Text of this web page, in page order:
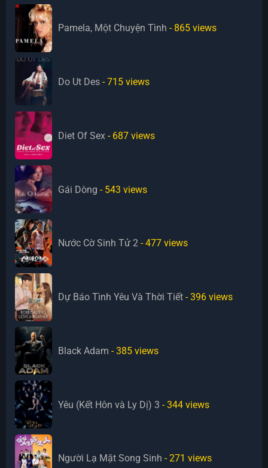
Pamela, Một Chuyện Tình - 865 views
Do Ut Des - 715 views
Diet Of Sex - 687 views
Gái Dòng - 543 views
Nước Cờ Sinh Tử 2 - 477 views
Dự Báo Tình Yêu Và Thời Tiết - 396 views
Black Adam - 385 views
Yêu (Kết Hôn và Ly Dị) 3 - 344 views
Người Lạ Mặt Song Sinh - 271 views